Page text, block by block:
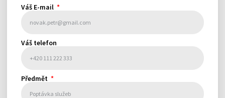
Váš E-mail
Váš telefon
Předmět